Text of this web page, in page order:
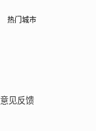
热门城市
意见反馈